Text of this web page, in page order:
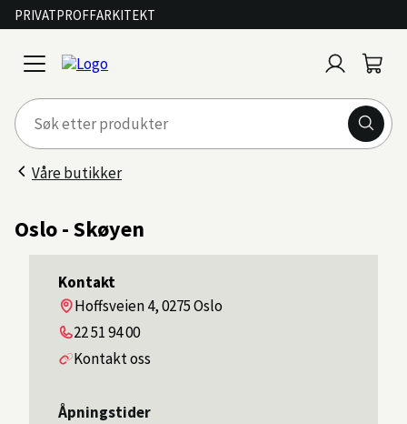
PRIVATPROFFARKITEKT
open
menu
inn
Våre butikker
Oslo - Skøyen
Kontakt
Adresse
Hoffsveien 4, 0275 Oslo
Telefon
22 51 94 00
Kontakt oss
Åpningstider